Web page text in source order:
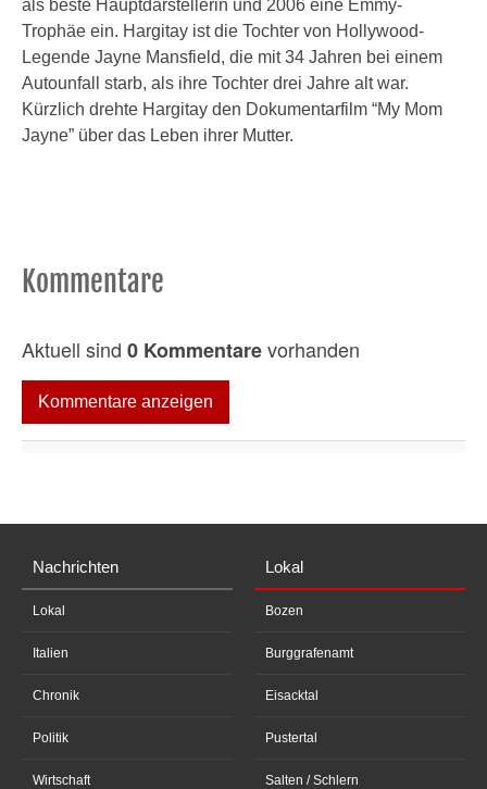
als beste Hauptdarstellerin und 2006 eine Emmy-
Trophäe ein. Hargitay ist die Tochter von Hollywood-
Legende Jayne Mansfield, die mit 34 Jahren bei einem
Autounfall starb, als ihre Tochter drei Jahre alt war.
Kürzlich drehte Hargitay den Dokumentarfilm “My Mom
Jayne” über das Leben ihrer Mutter.
Kommentare
Aktuell sind 0 Kommentarevorhanden
Kommentare anzeigen
Nachrichten
Lokal
Italien
Chronik
Politik
Wirtschaft
Lokal
Bozen
Burggrafenamt
Eisacktal
Pustertal
Salten / Schlern